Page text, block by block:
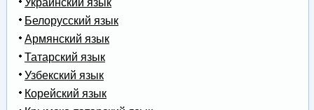
Украинский язык
Белорусский язык
Армянский язык
Татарский язык
Узбекский язык
Корейский язык